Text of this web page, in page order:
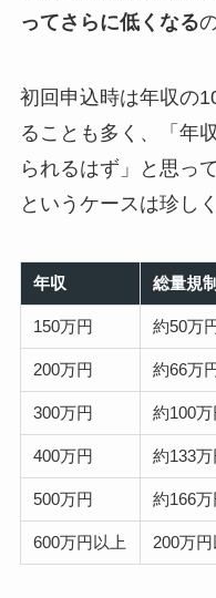
ってさらに低くなる
初回申込時は年収の
ることも多く、「年
られるはず」と思っ
というケースは珍し
年収 総量規
150万円 約50万
200万円 約66万
300万円 約100万
400万円 約133万
500万円 約166万
600万円以上 200万円